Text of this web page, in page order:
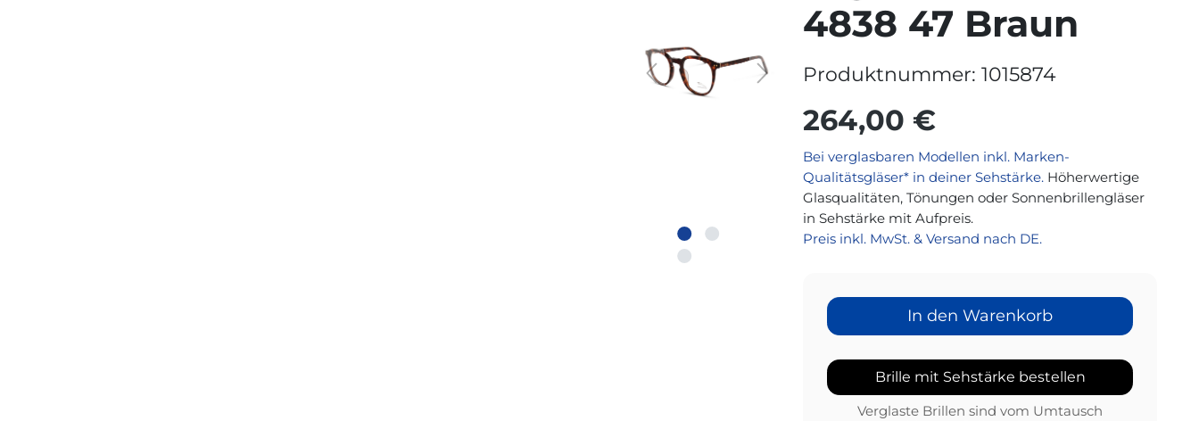
4838 47 Braun
Produktnummer:1015874
264,00 €
Bei verglasbaren Modellen inkl. Marken-
Qualitätsgläser* in deiner Sehstärke. Höherwertige
Glasqualitäten, Tönungen oder Sonnenbrillengläser
in Sehstärke mit Aufpreis.
Preis inkl. MwSt. & Versand nach DE.
In den Warenkorb
Brille mit Sehstärke bestellen
Verglaste Brillen sind vom Umtausch